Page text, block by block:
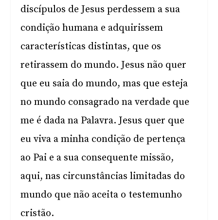
discípulos de Jesus perdessem a sua
condição humana e adquirissem
características distintas, que os
retirassem do mundo. Jesus não quer
que eu saia do mundo, mas que esteja
no mundo consagrado na verdade que
me é dada na Palavra. Jesus quer que
eu viva a minha condição de pertença
ao Pai e a sua consequente missão,
aqui, nas circunstâncias limitadas do
mundo que não aceita o testemunho
cristão.